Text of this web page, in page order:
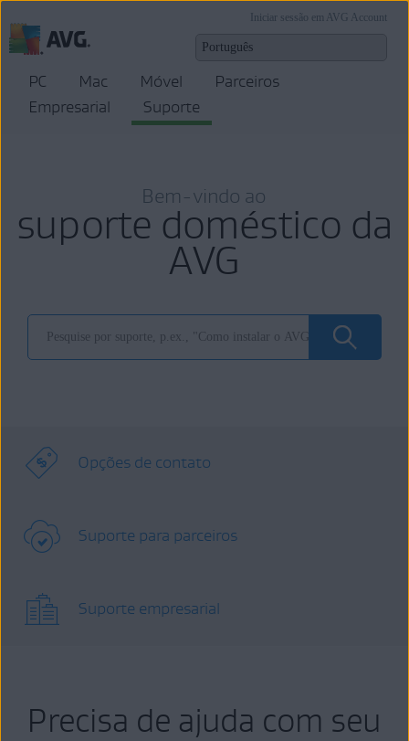
Iniciar sessão em AVG Account
PC Mac Móvel
Parceiros
Empresarial
Suporte
Bem-vindo ao
suporte doméstico da
AVG
Opções de contato
Suporte para parceiros
Suporte empresarial
Precisa de ajuda com seu